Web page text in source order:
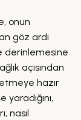
onun
göz ardı
derinlemesine
açısından
hazır
yaradığını,
nasıl